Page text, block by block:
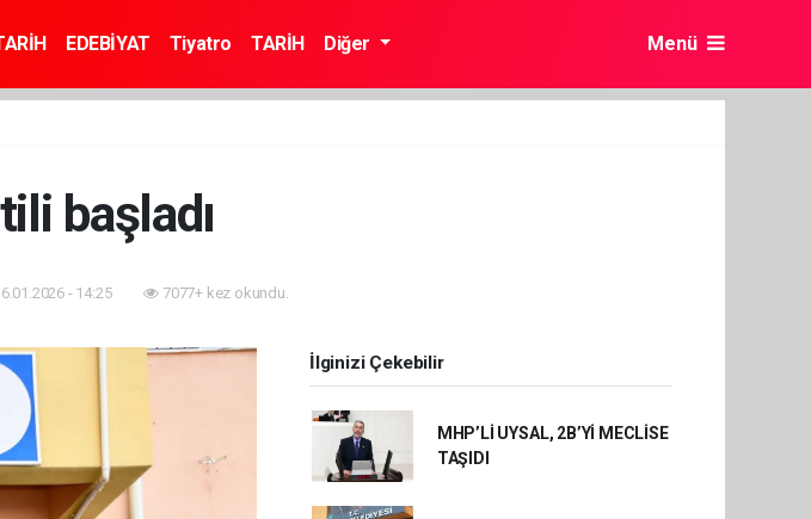
EDEBİYAT Tiyatro TARİH Diğer Menü
başladı
- 14:25 7077+ kez okundu.
İlginizi Çekebilir
MHP’Lİ UYSAL, 2B’Yİ MECLİSE
TAŞIDI